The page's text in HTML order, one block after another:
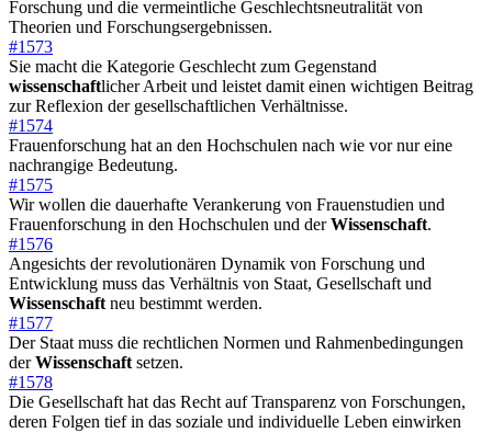
Forschung und die vermeintliche Geschlechtsneutralität von
Theorien und Forschungsergebnissen.
#1573
Sie macht die Kategorie Geschlecht zum Gegenstand
wissenschaftlicher Arbeit und leistet damit einen wichtigen Beitrag
zur Reflexion der gesellschaftlichen Verhältnisse.
#1574
Frauenforschung hat an den Hochschulen nach wie vor nur eine
nachrangige Bedeutung.
#1575
Wir wollen die dauerhafte Verankerung von Frauenstudien und
Frauenforschung in den Hochschulen und derWissenschaft.
#1576
Angesichts der revolutionären Dynamik von Forschung und
Entwicklung muss das Verhältnis von Staat, Gesellschaft und
Wissenschaft neu bestimmt werden.
#1577
Der Staat muss die rechtlichen Normen und Rahmenbedingungen
derWissenschaft setzen.
#1578
Die Gesellschaft hat das Recht auf Transparenz von Forschungen,
deren Folgen tief in das soziale und individuelle Leben einwirken